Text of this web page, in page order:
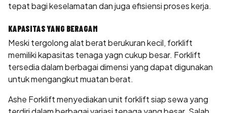
tepat bagi keselamatan dan juga efisiensi proses kerja.
KAPASITAS YANG BERAGAM
Meski tergolong alat berat berukuran kecil, forklift
memiliki kapasitas tenaga yagn cukup besar. Forklift
tersedia dalam berbagai dimensi yang dapat digunakan
untuk mengangkut muatan berat.
Ashe Forklift menyediakan unit forklift siap sewa yang